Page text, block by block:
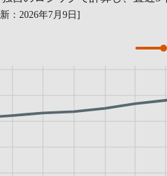
：2026年7月9日]